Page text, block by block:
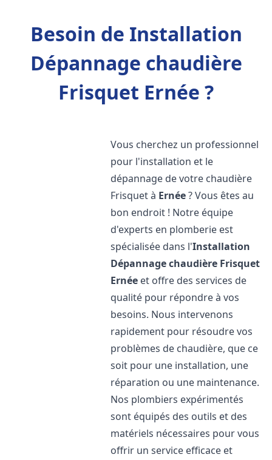
Besoin de Installation
Dépannage chaudière
Frisquet Ernée ?
Vous cherchez un professionnel
pour l'installation et le
dépannage de votre chaudière
Frisquet à Ernée? Vous êtes au
bon endroit ! Notre équipe
d'experts en plomberie est
spécialisée dans l'Installation
Dépannage chaudière Frisquet
Ernée et offre des services de
qualité pour répondre à vos
besoins. Nous intervenons
rapidement pour résoudre vos
problèmes de chaudière, que ce
soit pour une installation, une
réparation ou une maintenance.
Nos plombiers expérimentés
sont équipés des outils et des
matériels nécessaires pour vous
offrir un service efficace et